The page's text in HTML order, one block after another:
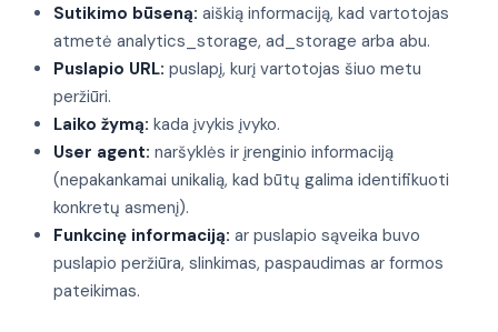
Sutikimo būseną: aiškią informaciją, kad vartotojas
atmetė analytics_storage, ad_storage arba abu.
Puslapio URL: puslapį, kurį vartotojas šiuo metu
peržiūri.
Laiko žymą: kada įvykis įvyko.
User agent: naršyklės ir įrenginio informaciją
(nepakankamai unikalią, kad būtų galima identifikuoti
konkretų asmenį).
Funkcinę informaciją: ar puslapio sąveika buvo
puslapio peržiūra, slinkimas, paspaudimas ar formos
pateikimas.